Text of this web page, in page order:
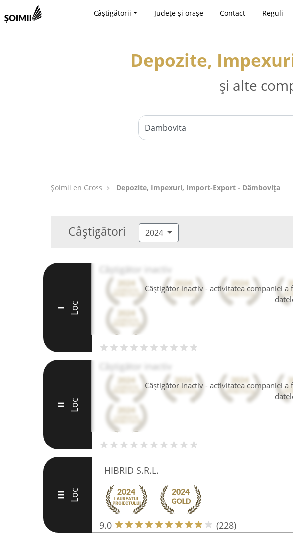
Câștigătorii Județe și orașe Contact Reguli
Depozite,
și alte
Șoimii en Gross Depozite, Impexuri, Import-Export - Dâmboviţa
Câștigători 2024
Câștigător inactiv - activitatea companiei
I Loc
Câștigător inactiv
Câștigător inactiv - activitatea companiei
II Loc
Câștigător inactiv
III Loc
HIBRID S.R.L.
9.0 (228)